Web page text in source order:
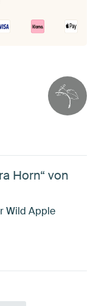
Horn“ von
Wild Apple